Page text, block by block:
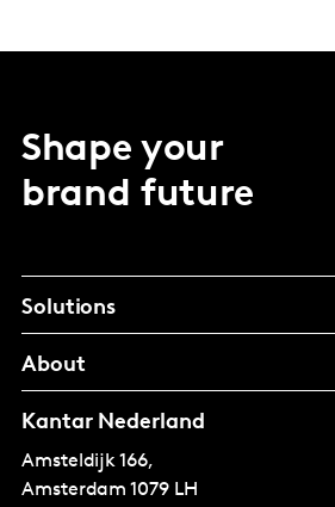
Shape your
brand future
Solutions
About
Kantar Nederland
Amsteldijk 166,
Amsterdam 1079 LH